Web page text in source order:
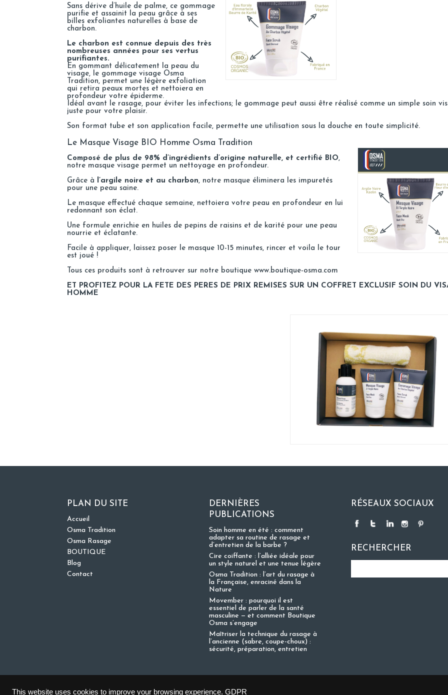
This website uses cookies to improve your browsing experience. GDPR
Sans dérive d’huile de palme, ce gommage
purifie et assainit la peau grâce à ses
billes exfoliantes naturelles à base de
charbon.
Le charbon est connue depuis des très
nombreuses années pour ses vertus
purifiantes.
En gommant délicatement la peau du
visage, le gommage visage Osma
Tradition, permet une légère exfoliation
qui retira peaux mortes et nettoiera en
profondeur votre épiderme.
Idéal avant le rasage, pour éviter les infections; le gommage peut aussi être réalisé comme un simple soin
juste pour votre plaisir.
Son format tube et son application facile, permette une utilisation sous la douche en toute simplicité.
Le Masque Visage BIO Homme Osma Tradition
Composé de plus de 98% d’ingrédients d’origine naturelle, et certifié BIO,
notre masque visage permet un nettoyage en profondeur.
Grâce à l’argile noire et au charbon, notre masque éliminera les impuretés
pour une peau saine.
Le masque effectué chaque semaine, nettoiera votre peau en profondeur en lui
redonnant son éclat.
Une formule enrichie en huiles de pepins de raisins et de karité pour une peau
nourrie et éclatante.
Facile à appliquer, laissez poser le masque 10-15 minutes, rincer et voila le tour
est joué !
Tous ces produits sont à retrouver sur notre boutiquewww.boutique-osma.com
ET PROFITEZ POUR LA FETE DES PERES DE PRIX REMISES SUR UN COFFRET EXCLUSIF SOIN DU
HOMME
PLAN DU SITE
Accueil
Osma Tradition
Osma Rasage
BOUTIQUE
Blog
Contact
DERNIÈRES
PUBLICATIONS
Soin homme en été : comment
adapter sa routine de rasage et
d’entretien de la barbe ?
Cire coiffante : l’alliée idéale pour
un style naturel et une tenue légère
Osma Tradition : l’art du rasage à
la Française, enraciné dans la
Nature
Movember : pourquoi il est
essentiel de parler de la santé
masculine — et comment Boutique
Osma s’engage
Maîtriser la technique du rasage à
l’ancienne (sabre, coupe-choux) :
sécurité, préparation, entretien
RÉSEAUX SOCIAUX
RECHERCHER